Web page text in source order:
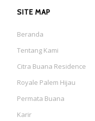
SITE MAP
Beranda
Tentang Kami
Citra Buana Residence
Royale Palem Hijau
Permata Buana
Karir